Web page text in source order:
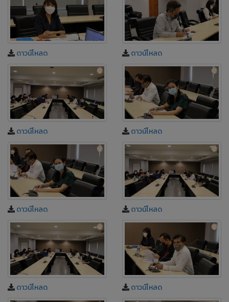
ดาวน์โหลด ดาวน์โหลด
ดาวน์โหลด ดาวน์โหลด
ดาวน์โหลด ดาวน์โหลด
ดาวน์โหลด ดาวน์โหลด